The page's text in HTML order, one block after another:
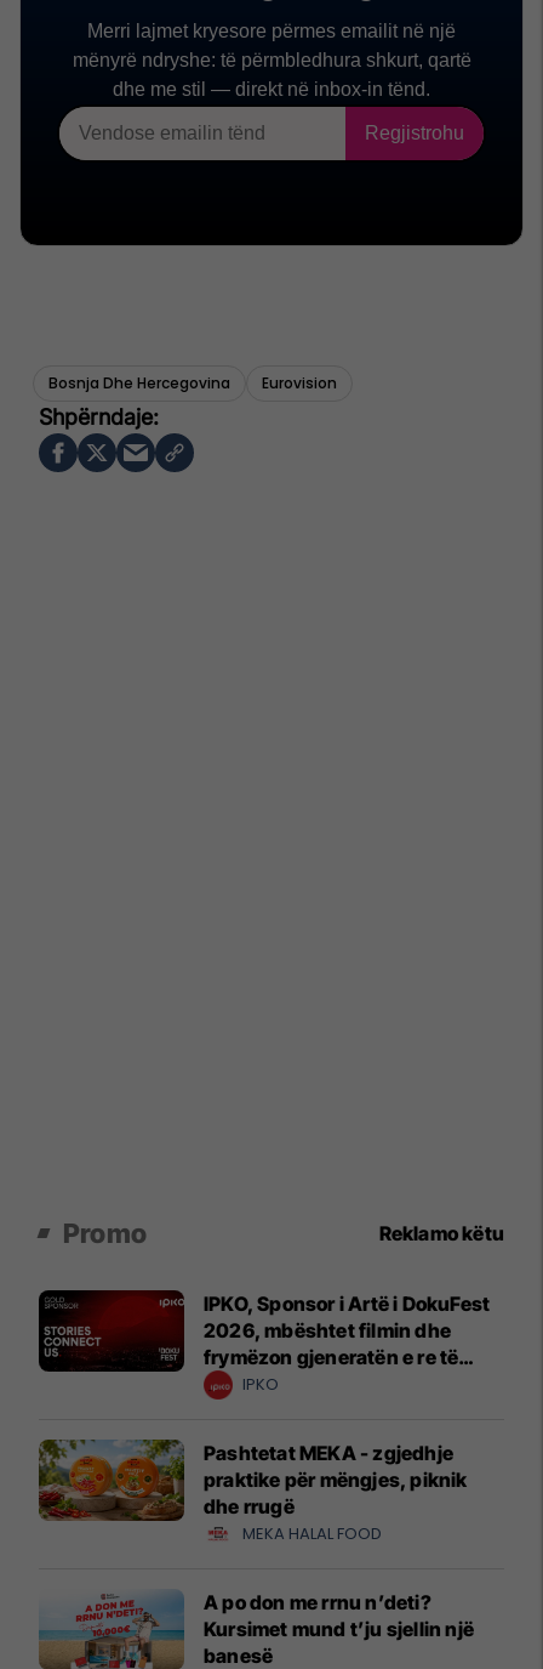
Bosnja Dhe Hercegovina Eurovision
Promo Reklamo këtu
IPKO, Sponsor i Artë i DokuFest
2026, mbështet filmin dhe
frymëzon gjeneratën e re të
krijuesve
IPKO
Pashtetat MEKA - zgjedhje
praktike për mëngjes, piknik
dhe rrugë
MEKA HALAL FOOD
A po don me rrnu n’deti?
Kursimet mund t’ju sjellin një
banesë